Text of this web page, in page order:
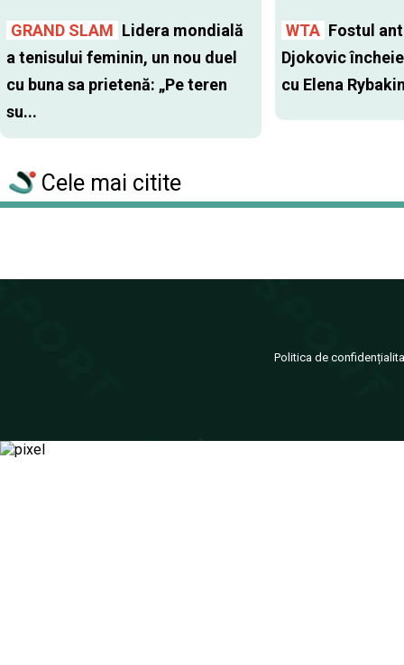
GRAND SLAM Lidera mondială
a tenisului feminin, un nou duel
cu buna sa prietenă: „Pe teren
su...
WTA Fostul
Djokovic
cu Elena
Cele mai citite
Politica de